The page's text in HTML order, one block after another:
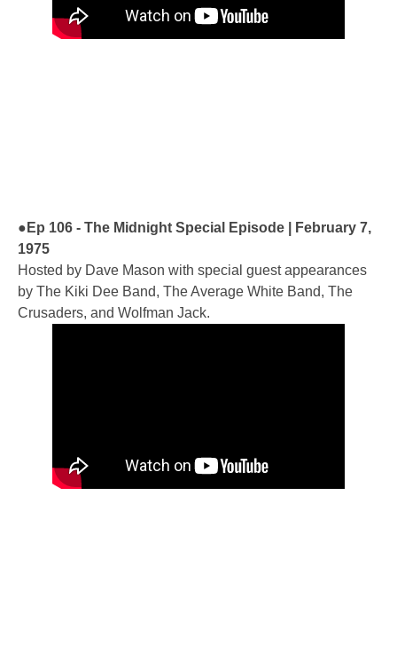
●Ep 106 - The Midnight Special Episode | February 7,
1975
Hosted by Dave Mason with special guest appearances
by The Kiki Dee Band, The Average White Band, The
Crusaders, and Wolfman Jack.